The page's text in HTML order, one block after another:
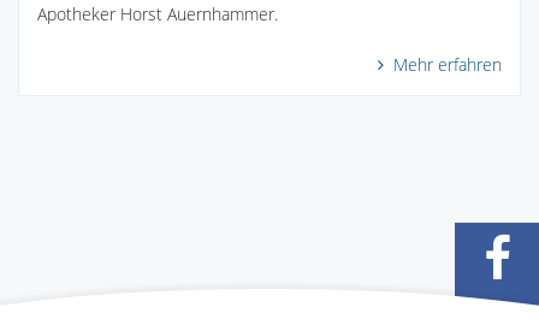
Apotheker Horst Auernhammer.
Mehr erfahren